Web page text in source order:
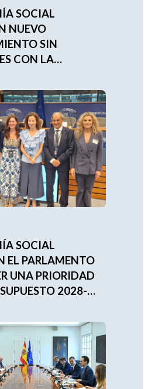
SOCIAL
NUEVO
SIN
CON LA
2026-2030
SOCIAL
EL PARLAMENTO
UNA PRIORIDAD
2028-